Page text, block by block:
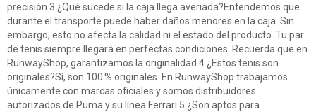
precisión.3.¿Qué sucede si la caja llega averiada?Entendemos que
durante el transporte puede haber daños menores en la caja. Sin
embargo, esto no afecta la calidad ni el estado del producto. Tu par
de tenis siempre llegará en perfectas condiciones. Recuerda que en
RunwayShop, garantizamos la originalidad.4.¿Estos tenis son
originales?Sí, son 100 % originales. En RunwayShop trabajamos
únicamente con marcas oficiales y somos distribuidores
autorizados de Puma y su línea Ferrari.5.¿Son aptos para